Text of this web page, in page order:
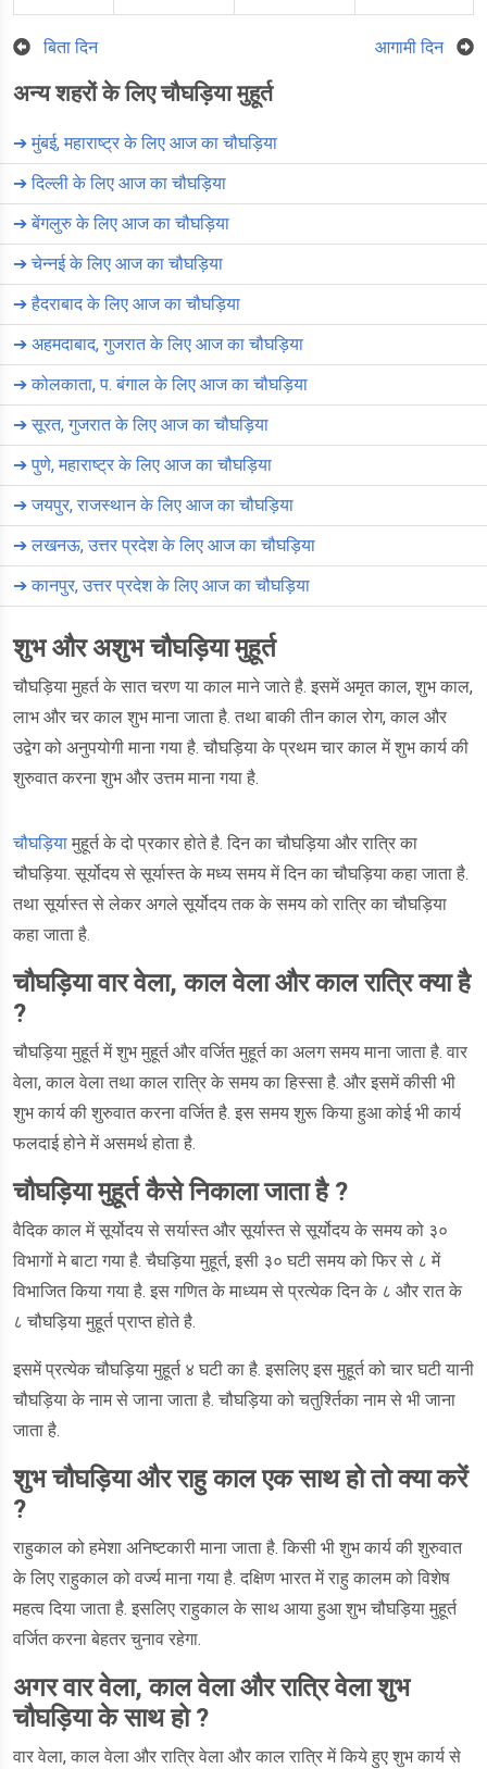
बिता दिन आगामी दिन
अन्य शहरों के लिए चौघड़िया मुहूर्त
➔मुंबई, महाराष्ट्र के लिए आज का चौघड़िया
➔दिल्ली के लिए आज का चौघड़िया
➔बेंगलुरु के लिए आज का चौघड़िया
➔चेन्नई के लिए आज का चौघड़िया
➔हैदराबाद के लिए आज का चौघड़िया
➔ अहमदाबाद, गुजरात के लिए आज का चौघड़िया
➔कोलकाता, प. बंगाल के लिए आज का चौघड़िया
➔सूरत, गुजरात के लिए आज का चौघड़िया
➔पुणे, महाराष्ट्र के लिए आज का चौघड़िया
➔जयपुर, राजस्थान के लिए आज का चौघड़िया
➔लखनऊ, उत्तर प्रदेश के लिए आज का चौघड़िया
➔कानपुर, उत्तर प्रदेश के लिए आज का चौघड़िया
शुभ और अशुभ चौघड़िया मुहूर्त
चौघड़िया मुहर्त के सात चरण या काल माने जाते है. इसमें अमृत काल, शुभ काल,
लाभ और चर काल शुभ माना जाता है. तथा बाकी तीन काल रोग, काल और
उद्वेग को अनुपयोगी माना गया है. चौघड़िया के प्रथम चार काल में शुभ कार्य की
शुरुवात करना शुभ और उत्तम माना गया है.
चौघड़िया मुहूर्त के दो प्रकार होते है. दिन का चौघड़िया और रात्रि का
चौघड़िया. सूर्योदय से सूर्यास्त के मध्य समय में दिन का चौघड़िया कहा जाता है.
तथा सूर्यास्त से लेकर अगले सूर्योदय तक के समय को रात्रि का चौघड़िया
कहा जाता है.
चौघड़िया वार वेला, काल वेला और काल रात्रि क्या है
?
चौघड़िया मुहूर्त में शुभ मुहूर्त और वर्जित मुहूर्त का अलग समय माना जाता है. वार
वेला, काल वेला तथा काल रात्रि के समय का हिस्सा है. और इसमें कीसी भी
शुभ कार्य की शुरुवात करना वर्जित है. इस समय शुरू किया हुआ कोई भी कार्य
फलदाई होने में असमर्थ होता है.
चौघड़िया मुहूर्त कैसे निकाला जाता है ?
वैदिक काल में सूर्योदय से सर्यास्त और सूर्यास्त से सूर्योदय के समय को ३०
विभागों मे बाटा गया है. चैघड़िया मुहूर्त, इसी ३० घटी समय को फिर से ८ में
विभाजित किया गया है. इस गणित के माध्यम से प्रत्येक दिन के ८ और रात के
८ चौघड़िया मुहूर्त प्राप्त होते है.
इसमें प्रत्येक चौघड़िया मुहूर्त ४ घटी का है. इसलिए इस मुहूर्त को चार घटी यानी
चौघड़िया के नाम से जाना जाता है. चौघड़िया को चतुर्श्तिका नाम से भी जाना
जाता है.
शुभ चौघड़िया और राहु काल एक साथ हो तो क्या करें
?
राहुकाल को हमेशा अनिष्टकारी माना जाता है. किसी भी शुभ कार्य की शुरुवात
के लिए राहुकाल को वर्ज्य माना गया है. दक्षिण भारत में राहु कालम को विशेष
महत्व दिया जाता है. इसलिए राहुकाल के साथ आया हुआ शुभ चौघड़िया मुहूर्त
वर्जित करना बेहतर चुनाव रहेगा.
अगर वार वेला, काल वेला और रात्रि वेला शुभ
चौघड़िया के साथ हो ?
वार वेला, काल वेला और रात्रि वेला और काल रात्रि में किये हुए शुभ कार्य से